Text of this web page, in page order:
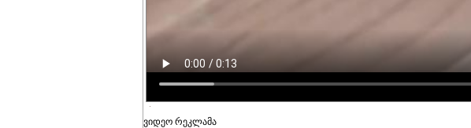
ვიდეო რეკლამა